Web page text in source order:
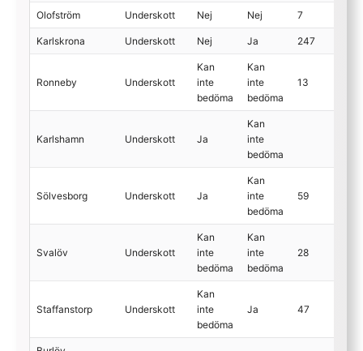
Olofström Underskott Nej Nej 7
Karlskrona Underskott Nej Ja 247
Ronneby Underskott
Kan
inte
bedöma
Kan
inte
bedöma
13
Karlshamn Underskott Ja
Kan
inte
bedöma
Sölvesborg Underskott Ja
Kan
inte
bedöma
59
Svalöv Underskott
Kan
inte
bedöma
Kan
inte
bedöma
28
Staffanstorp Underskott
Kan
inte
bedöma
Ja 47